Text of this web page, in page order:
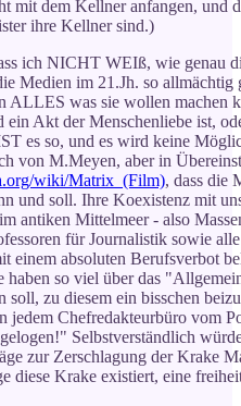
mit dem Kellner anfangen, und
ihre Kellner sind.)
ich NICHT WEIß, wie genau
Medien im 21.Jh. so allmächtig
ALLES was sie wollen machen
ein Akt der Menschenliebe ist,
es so, und es wird keine
von M.Meyen, aber in
wiki/Matrix_(Film), dass die
und soll. Ihre Koexistenz mit
antiken Mittelmeer - also
für Journalistik sowie
einem absoluten Berufsverbot
haben so viel über das
zu diesem ein bisschen
jedem Chefredakteurbüro vom
Selbstverständlich
zur Zerschlagung der Krake
diese Krake existiert, eine